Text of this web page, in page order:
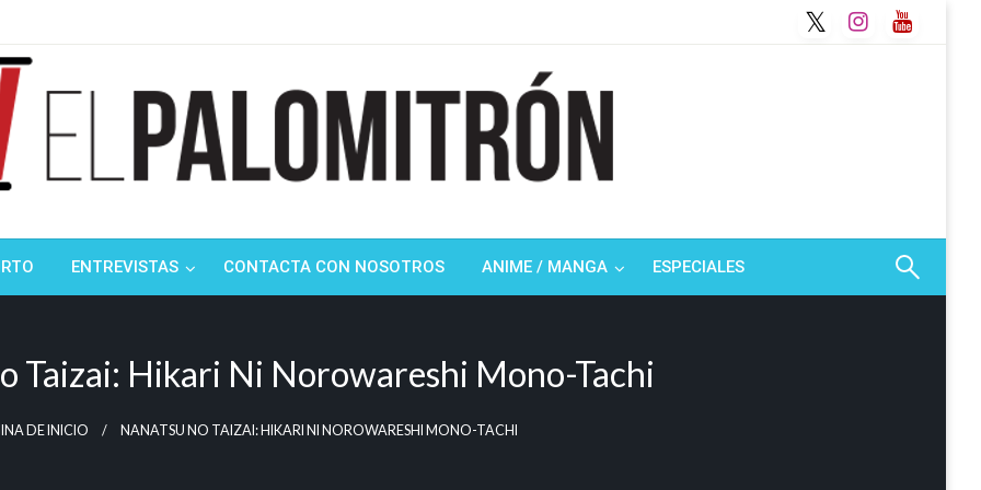
ENTREVISTAS CONTACTA CON NOSOTROS ANIME / MANGA ESPECIALES
Taizai: Hikari Ni Norowareshi Mono-Tachi
DE INICIO NANATSU NO TAIZAI: HIKARI NI NOROWARESHI MONO-TACHI